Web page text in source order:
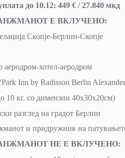
a до 10.12: 449 € / 27.840 мкд
Е ВКЛУЧЕНО:
Скопје-Берлин-Скопје
аеродром-хотел-аеродром
Inn by Radisson Berlin
10 кг. со димензии 40х30х20см)
разглед на градот Берлин
и придружник на
НЕ Е ВКЛУЧЕНО: